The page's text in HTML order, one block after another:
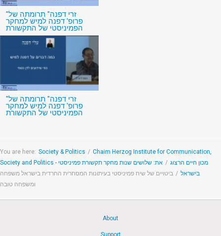
"זרי דפנה" תרומתה של
פרופ' דפנה למיש למחקר
הפמיניסטי של התקשורת
"זרי דפנה" תרומתה של
פרופ' דפנה למיש למחקר
הפמיניסטי של התקשורת
You are here: Society & Politics / Chaim Herzog Institute for Communication,
Society and Politics - מכון חיים הרצוג / את: שלושים שנות מחקר תקשורת פמיניסטי
בישראל / ביטויים של שיח פמיניסטי בעיתונות המסחרית החרדית בישראל משפחה
ומשפחה טובה
About
Support